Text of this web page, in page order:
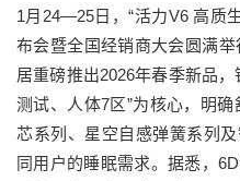
1月24—25日，“活力V6 高质
布会暨全国经销商大会圆满
居重磅推出2026年春季新品
测试、人体7区”为核心，明
芯系列、星空自感弹簧系列
同用户的睡眠需求。据悉，